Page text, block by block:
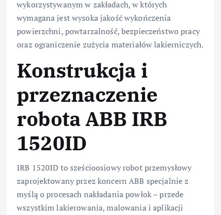
wykorzystywanym w zakładach, w których
wymagana jest wysoka jakość wykończenia
powierzchni, powtarzalność, bezpieczeństwo pracy
oraz ograniczenie zużycia materiałów lakierniczych.
Konstrukcja i
przeznaczenie
robota ABB IRB
1520ID
IRB 1520ID to sześcioosiowy robot przemysłowy
zaprojektowany przez koncern ABB specjalnie z
myślą o procesach nakładania powłok – przede
wszystkim lakierowania, malowania i aplikacji